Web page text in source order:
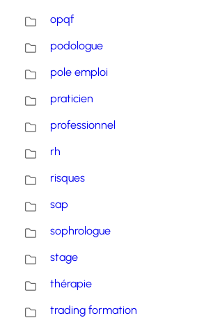
opqf
podologue
pole emploi
praticien
professionnel
rh
risques
sap
sophrologue
stage
thérapie
trading formation